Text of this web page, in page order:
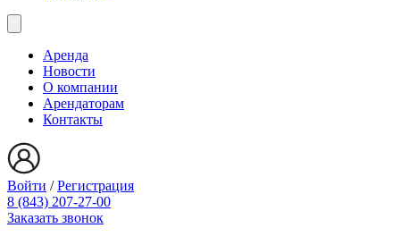
Аренда
Новости
О компании
Арендаторам
Контакты
Войти /Регистрация
8 (843) 207-27-00
Заказать звонок